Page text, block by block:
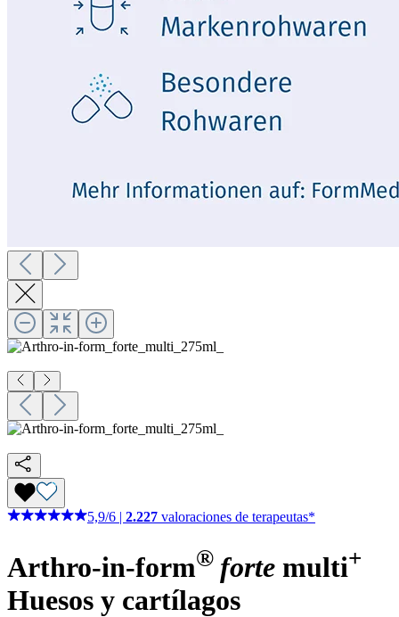
5,9/6 2.227 valoraciones de terapeutas*
Arthro-in-form® forte multi+
Huesos y cartílagos